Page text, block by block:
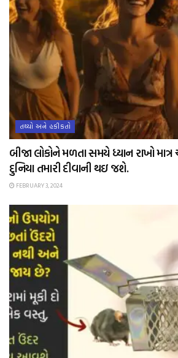
તથ્યો અને હકીકતો
બીજા લોકોને મળતા સમયે ધ્યાન રાખો
દુનિયા તમારી દીવાની થઇ જશે.
FEBRUARY 3, 2024